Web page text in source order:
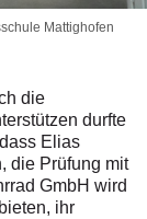
Mattighofen
die
durfte
Elias
die Prüfung mit
GmbH wird
ihr